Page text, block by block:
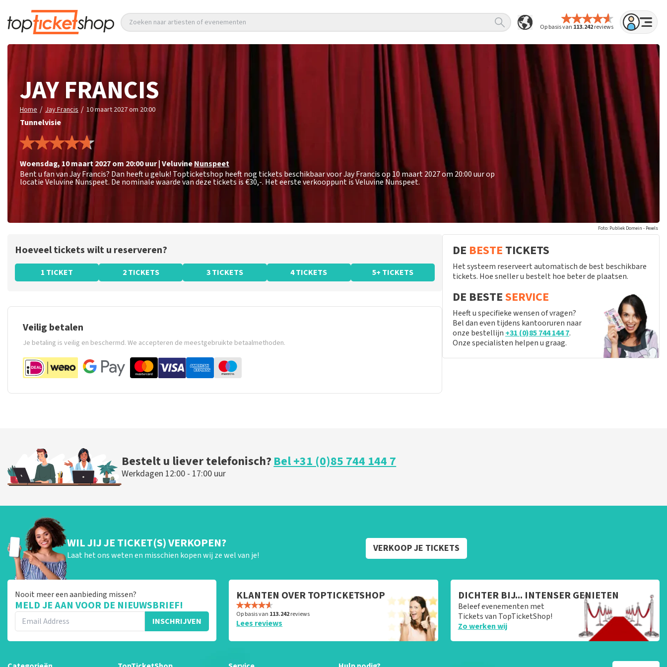
Op basis van 113.242reviews
Zoeken naar artiesten of evenementen
JAY FRANCIS
Home / Jay Francis / 10 maart 2027 om 20:00
Tunnelvisie
woensdag, 10 maart 2027 om 20:00uur|VeluvineNunspeet
Bent u fan van Jay Francis? Dan heeft u geluk! Topticketshop heeft nog tickets beschikbaar voor Jay Francis op 10 maart 2027 om 20:00 uur op
locatie Veluvine Nunspeet. De nominale waarde van deze tickets is€30,-. Het eerste verkooppunt is Veluvine Nunspeet.
Foto: Publiek Domein - Pexels
Hoeveel tickets wilt u reserveren?
1 TICKET 2 TICKETS 3 TICKETS 4 TICKETS 5+ TICKETS
Veilig betalen
Je betaling is veilig en beschermd. We accepteren de meestgebruikte betaalmethoden.
DE BESTE TICKETS
Het systeem reserveert automatisch de best beschikbare
tickets. Hoe sneller u bestelt hoe beter de plaatsen.
DE BESTESERVICE
Heeft u specifieke wensen of vragen?
Bel dan even tijdens kantooruren naar
onze bestellijn +31 (0)85 744 144 7.
Onze specialisten helpen u graag.
Bestelt u liever telefonisch?Bel +31 (0)85 744 144 7
Werkdagen 12:00 - 17:00 uur
WIL JIJ JE TICKET(S) VERKOPEN?
Laat het ons weten en misschien kopen wij ze wel van je!
VERKOOP JE TICKETS
Nooit meer een aanbieding missen?
MELD JE AAN VOOR DE NIEUWSBRIEF!
INSCHRIJVEN
KLANTEN OVER TOPTICKETSHOP
Op basis van 113.242reviews
Lees reviews
DICHTER BIJ... INTENSER GENIETEN
Beleef evenementen met
Tickets van TopTicketShop!
Zo werken wij